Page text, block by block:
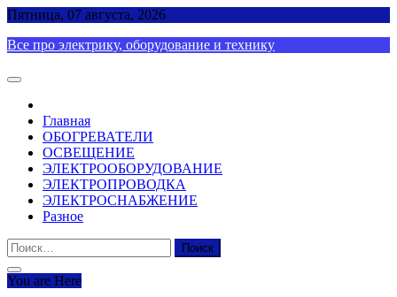
Skip
content
Пятница, 07 августа, 2026
Все про электрику, оборудование и технику
Главная
ОБОГРЕВАТЕЛИ
ОСВЕЩЕНИЕ
ЭЛЕКТРООБОРУДОВАНИЕ
ЭЛЕКТРОПРОВОДКА
ЭЛЕКТРОСНАБЖЕНИЕ
Разное
Найти:
You are Here